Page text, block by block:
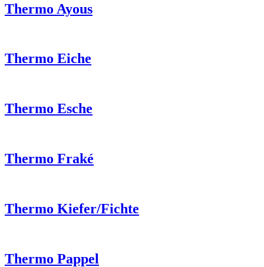
Thermo Ayous
Thermo Eiche
Thermo Esche
Thermo Fraké
Thermo Kiefer/Fichte
Thermo Pappel